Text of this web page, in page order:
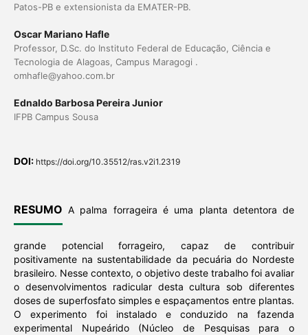
Patos-PB e extensionista da EMATER-PB.
Oscar Mariano Hafle
Professor, D.Sc. do Instituto Federal de Educação, Ciência e
Tecnologia de Alagoas, Campus Maragogi .
omhafle@yahoo.com.br
Ednaldo Barbosa Pereira Junior
IFPB Campus Sousa
DOI: https://doi.org/10.35512/ras.v2i1.2319
RESUMO A palma forrageira é uma planta detentora de
grande potencial forrageiro, capaz de contribuir
positivamente na sustentabilidade da pecuária do Nordeste
brasileiro. Nesse contexto, o objetivo deste trabalho foi avaliar
o desenvolvimentos radicular desta cultura sob diferentes
doses de superfosfato simples e espaçamentos entre plantas.
O experimento foi instalado e conduzido na fazenda
experimental Nupeárido (Núcleo de Pesquisas para o